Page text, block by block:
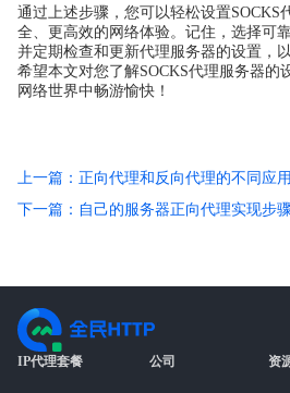
通过上述步骤，您可以轻松设置SOCKS
全、更高效的网络体验。记住，选择可
并定期检查和更新代理服务器的设置，
希望本文对您了解SOCKS代理服务器的
网络世界中畅游愉快！
上一篇：正向代理和反向代理的不同应
下一篇：自己的服务器正向代理实现步
IP代理套餐 公司 资